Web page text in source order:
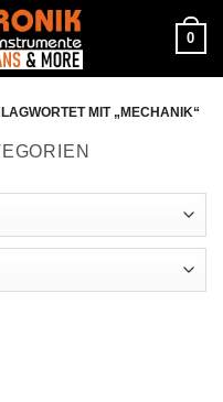
0
MIT „MECHANIK“